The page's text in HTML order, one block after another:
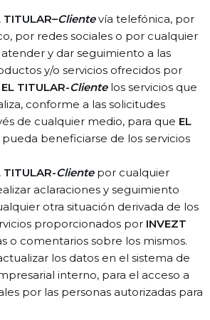
TITULAR–Cliente vía telefónica, por
por redes sociales o por cualquier
y dar seguimiento a las
y/o servicios ofrecidos por
EL TITULAR-Clientelos servicios que
conforme a las solicitudes
de cualquier medio, para que EL
pueda beneficiarse de los servicios
TITULAR-Clientepor cualquier
aclaraciones y seguimiento
otra situación derivada de los
proporcionados por INVEZT
o comentarios sobre los mismos.
los datos en el sistema de
interno, para el acceso a
por las personas autorizadas para